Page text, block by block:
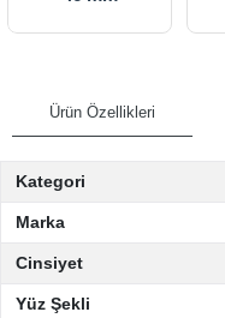
Ürün Özellikleri
Kategori
Marka
Cinsiyet
Yüz Şekli